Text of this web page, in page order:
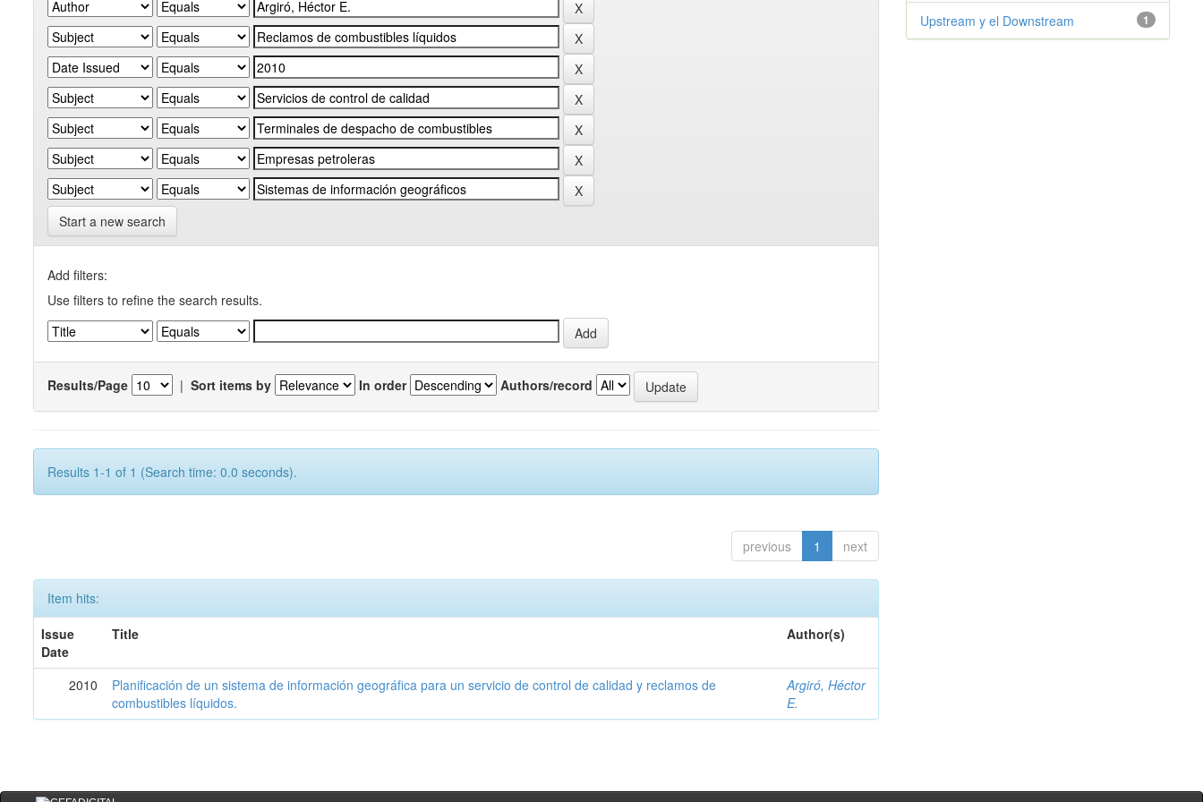
Start a new search
Add filters:
Use filters to refine the search results.
Results/Page | Sort items by In order Authors/record
Results 1-1 of 1 (Search time: 0.0 seconds).
previous 1 next
Item hits:
Issue
Date
Title Author(s)
2010
Planificación de un sistema de información geográfica para un servicio de control de calidad y reclamos de
combustibles líquidos.
Argiró, Héctor
E.
1
Upstream y el Downstream